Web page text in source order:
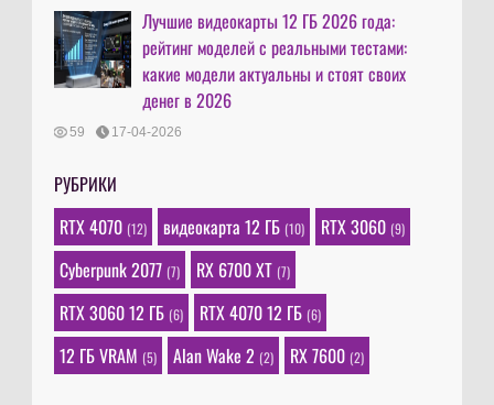
Лучшие видеокарты 12 ГБ 2026 года:
рейтинг моделей с реальными тестами:
какие модели актуальны и стоят своих
денег в 2026
59 17-04-2026
РУБРИКИ
RTX 4070 (12) видеокарта 12 ГБ (10) RTX 3060 (9)
Cyberpunk 2077 (7) RX 6700 XT (7)
RTX 3060 12 ГБ (6) RTX 4070 12 ГБ (6)
12 ГБ VRAM (5) Alan Wake 2 (2) RX 7600 (2)